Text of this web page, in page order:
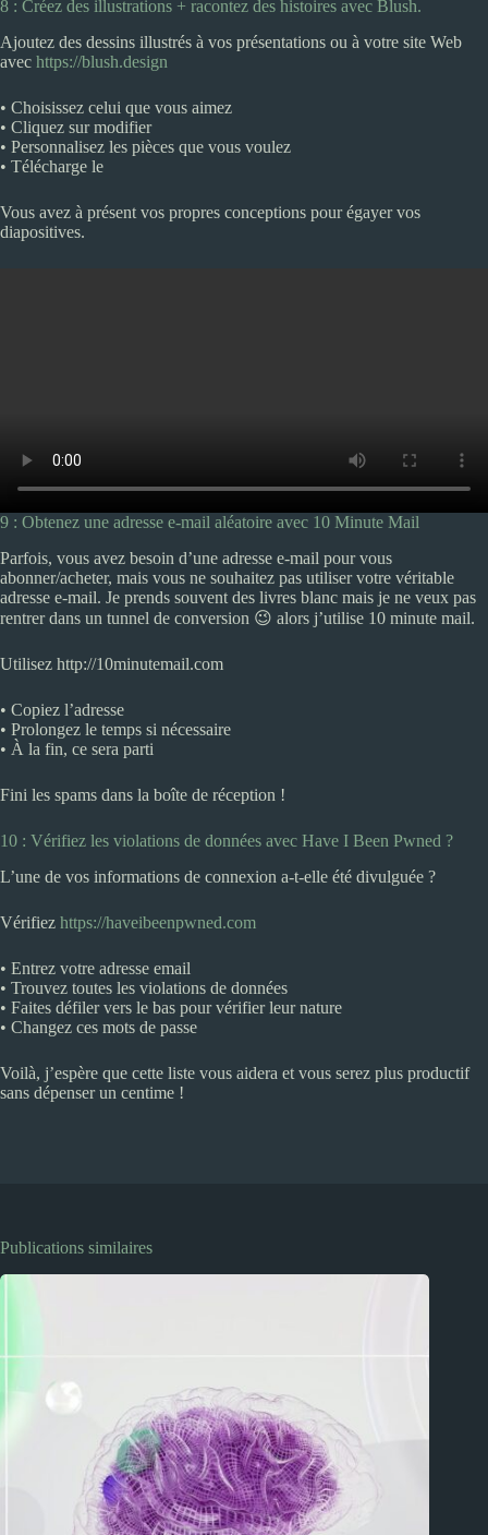
8 : Créez des illustrations + racontez des histoires avec Blush.
Ajoutez des dessins illustrés à vos présentations ou à votre site Web
avec https://blush.design
• Choisissez celui que vous aimez
• Cliquez sur modifier
• Personnalisez les pièces que vous voulez
• Télécharge le
Vous avez à présent vos propres conceptions pour égayer vos
diapositives.
9 : Obtenez une adresse e-mail aléatoire avec 10 Minute Mail
Parfois, vous avez besoin d’une adresse e-mail pour vous
abonner/acheter, mais vous ne souhaitez pas utiliser votre véritable
adresse e-mail. Je prends souvent des livres blanc mais je ne veux pas
rentrer dans un tunnel de conversion 😉 alors j’utilise 10 minute mail.
Utilisez http://10minutemail.com
• Copiez l’adresse
• Prolongez le temps si nécessaire
• À la fin, ce sera parti
Fini les spams dans la boîte de réception !
10 : Vérifiez les violations de données avec Have I Been Pwned ?
L’une de vos informations de connexion a-t-elle été divulguée ?
Vérifiez https://haveibeenpwned.com
• Entrez votre adresse email
• Trouvez toutes les violations de données
• Faites défiler vers le bas pour vérifier leur nature
• Changez ces mots de passe
Voilà, j’espère que cette liste vous aidera et vous serez plus productif
sans dépenser un centime !
Publications similaires